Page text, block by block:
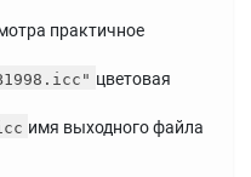
практичное
цветовая
имя выходного файла